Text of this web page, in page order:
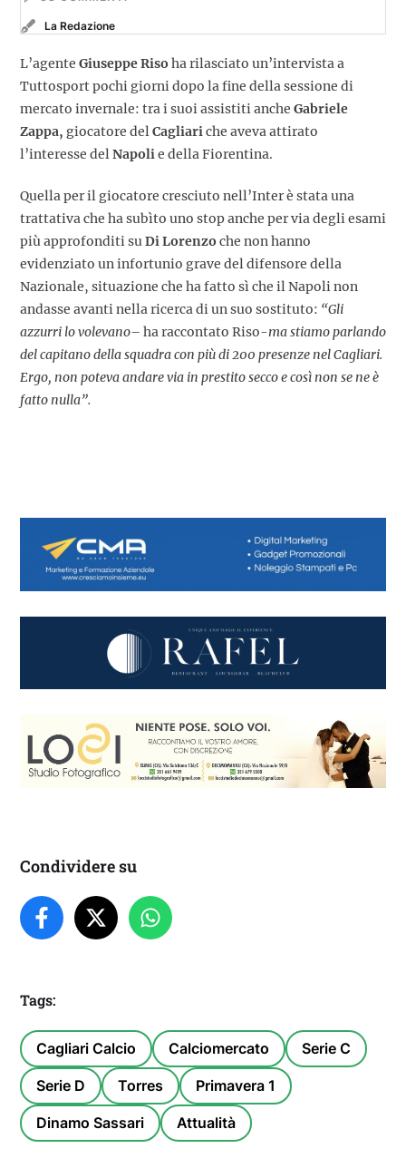
La Redazione
L’agente Giuseppe Riso ha rilasciato un’intervista a
Tuttosport pochi giorni dopo la fine della sessione di
mercato invernale: tra i suoi assistiti anche Gabriele
Zappa, giocatore delCagliariche aveva attirato
l’interesse delNapolie della Fiorentina.
Quella per il giocatore cresciuto nell’Inter è stata una
trattativa che ha subìto uno stop anche per via degli esami
più approfonditi suDi Lorenzo che non hanno
evidenziato un infortunio grave del difensore della
Nazionale, situazione che ha fatto sì che il Napoli non
andasse avanti nella ricerca di un suo sostituto: “Gli
azzurri lo volevano– ha raccontato Riso-ma stiamo parlando
del capitano della squadra con più di 200 presenze nel Cagliari.
Ergo, non poteva andare via in prestito secco e così non se ne è
fatto nulla”.
Condividere su
Tags:
Cagliari Calcio Calciomercato Serie C
Serie D Torres Primavera 1
Dinamo Sassari Attualità